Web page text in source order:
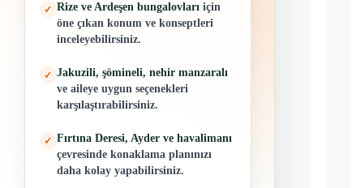
✓ Rize ve Ardeşen bungalovlarıiçin
öne çıkan konum ve konseptleri
inceleyebilirsiniz.
✓ Jakuzili, şömineli, nehir manzaralı
ve aileye uygun seçenekleri
karşılaştırabilirsiniz.
✓ Fırtına Deresi, Ayder ve havalimanı
çevresinde konaklama planınızı
daha kolay yapabilirsiniz.